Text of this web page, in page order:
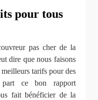
pour tous
pas cher de la
dire que nous faisons
tarifs pour des
ce bon rapport
fait bénéficier de la